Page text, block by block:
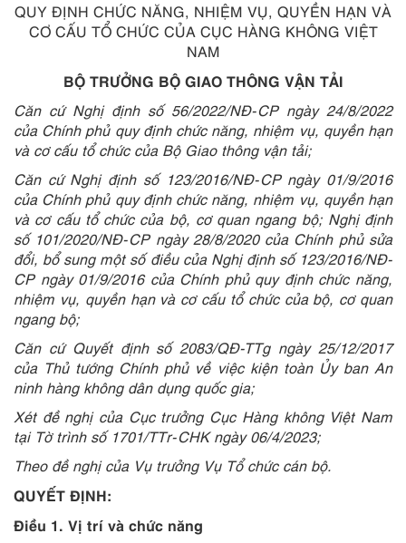
QUY ĐỊNH CHỨC NĂNG, NHIỆM VỤ, QUYỀN HẠN VÀ
CƠ CẤU TỔ CHỨC CỦA CỤC HÀNG KHÔNG VIỆT
NAM
BỘ TRƯỞNG BỘ GIAO THÔNG VẬN TẢI
Căn cứ Nghị định số 56/2022/NĐ-CP ngày 24/8/2022
của Chính phủ quy định chức năng, nhiệm vụ, quyền hạn
và cơ cấu tổ chức của Bộ Giao thông vận tải;
Căn cứ Nghị định số 123/2016/NĐ-CP ngày 01/9/2016
của Chính phủ quy định chức năng, nhiệm vụ, quyền hạn
và cơ cấu tổ chức của bộ, cơ quan ngang bộ; Nghị định
số 101/2020/NĐ-CP ngày 28/8/2020 của Chính phủ sửa
đổi, bổ sung một số điều của Nghị định số 123/2016/NĐ-
CP ngày 01/9/2016 của Chính phủ quy định chức năng,
nhiệm vụ, quyền hạn và cơ cấu tổ chức của bộ, cơ quan
ngang bộ;
Căn cứ Quyết định số 2083/QĐ-TTg ngày 25/12/2017
của Thủ tướng Chính phủ về việc kiện toàn Ủy ban An
ninh hàng không dân dụng quốc gia;
Xét đề nghị của Cục trưởng Cục Hàng không Việt Nam
tại Tờ trình số 1701/TTr-CHK ngày 06/4/2023;
Theo đề nghị của Vụ trưởng Vụ Tổ chức cán bộ.
QUYẾT ĐỊNH:
Điều 1. Vị trí và chức năng